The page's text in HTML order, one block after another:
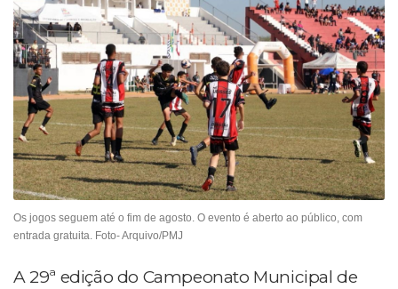
Os jogos seguem até o fim de agosto. O evento é aberto ao público, com
entrada gratuita. Foto- Arquivo/PMJ
A 29ª edição do Campeonato Municipal de